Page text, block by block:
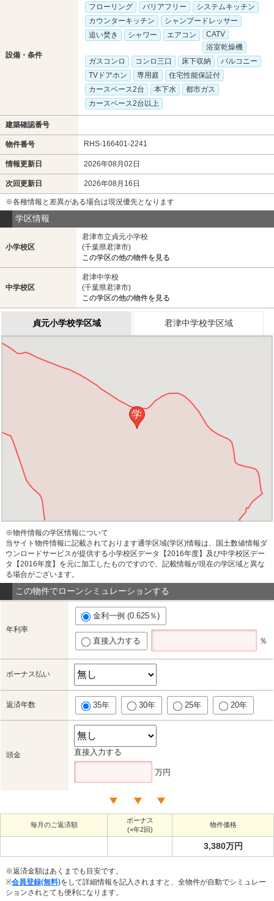
設備・条件
フローリング バリアフリー
システムキッチン
カウンターキッチン
シャンプードレッサー
追い焚き
シャワー エアコン
CATV
浴室乾燥機
ガスコンロ
コンロ三口 床下収納
バルコニー
TVドアホン
専用庭
住宅性能保証付
カースペース2台
本下水
都市ガス
カースペース2台以上
建築確認番号
物件番号 RHS-166401-2241
情報更新日 2026年08月02日
次回更新日 2026年08月16日
※各種情報と差異がある場合は現況優先となります
学区情報
小学校区
君津市立貞元小学校
(千葉県君津市)
この学区の他の物件を見る
中学校区
君津中学校
(千葉県君津市)
この学区の他の物件を見る
貞元小学校学区域 君津中学校学区域
学
※物件情報の学区情報について
当サイト物件情報に記載されております通学区域(学区)情報は、国土数値情報ダ
ウンロードサービスが提供する小学校区データ【2016年度】及び中学校区デー
タ【2016年度】を元に加工したものですので、記載情報が現在の学区域と異な
る場合がございます。
この物件でローンシミュレーションする
年利率
金利一例 (0.625％)
直接入力する ％
ボーナス払い
返済年数 35年 30年 25年 20年
頭金 直接入力する
万円
毎月のご返済額
ボーナス
(×年2回)
物件価格
3,380万円
※返済金額はあくまでも目安です。
※会員登録(無料)をして詳細情報を記入されますと、全物件が自動でシミュレー
ションされとても便利になります。